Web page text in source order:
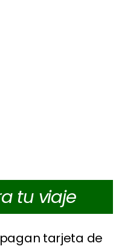
tu viaje
pagan tarjeta de